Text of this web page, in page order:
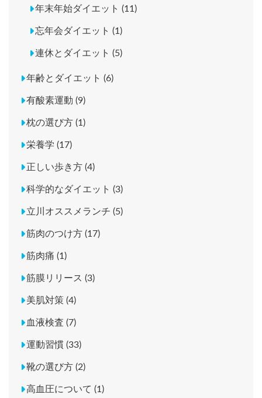
年末年始ダイエット (11)
忘年会ダイエット (1)
連休とダイエット (5)
年齢とダイエット (6)
有酸素運動 (9)
枕の選び方 (1)
栄養学 (17)
正しい歩き方 (4)
科学的なダイエット (3)
立川オススメランチ (5)
筋肉のつけ方 (17)
筋肉痛 (1)
筋膜リリース (3)
美肌対策 (4)
血液検査 (7)
運動習慣 (33)
靴の選び方 (2)
高血圧について (1)